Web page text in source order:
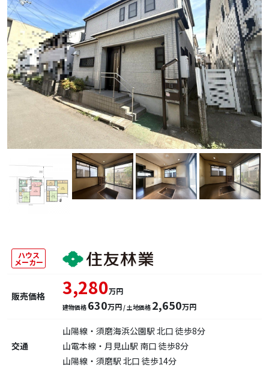
ハウス
メーカー
販売価格 3,280万円
建物価格 630万円 / 土地価格 2,650万円
交通
山陽線・須磨海浜公園駅 北口 徒歩8分
山電本線・月見山駅 南口 徒歩8分
山陽線・須磨駅 北口 徒歩14分